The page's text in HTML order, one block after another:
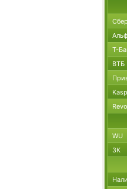
Т-
ВТБ
WU
ЗК